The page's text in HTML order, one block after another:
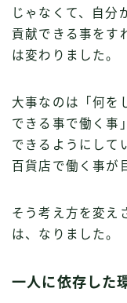
じゃなくて、自分
貢献できる事をす
は変わりました。
大事なのは「何を
できる事で働く事
できるようにして
百貨店で働く事が
そう考え方を変え
は、なりました。
一人に依存した